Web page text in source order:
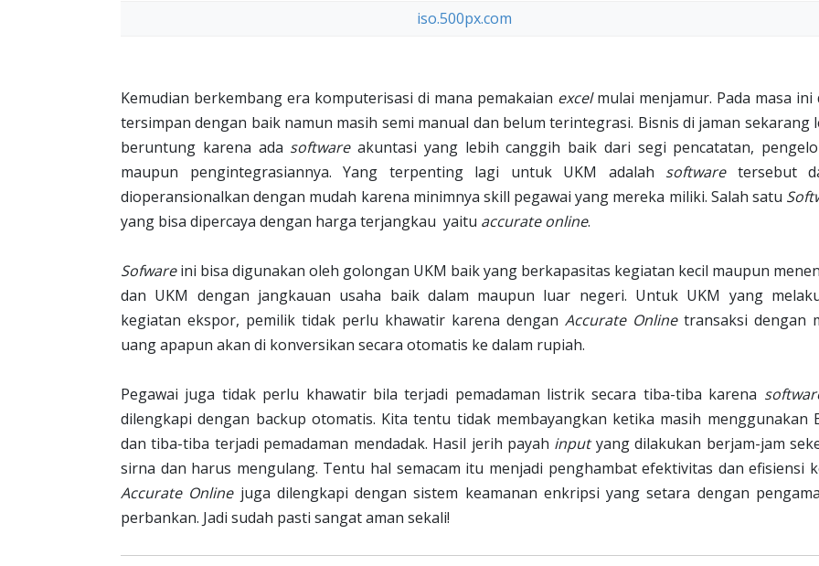
iso.500px.com
Kemudian berkembang era komputerisasi di mana pemakaian excelmulai menjamur. Pada masa ini
tersimpan dengan baik namun masih semi manual dan belum terintegrasi. Bisnis di jaman sekarang
beruntung karena ada softwareakuntasi yang lebih canggih baik dari segi pencatatan,
maupun pengintegrasiannya. Yang terpenting lagi untuk UKM adalah softwaretersebut
dioperansionalkan dengan mudah karena minimnya skill pegawai yang mereka miliki. Salah satu
yang bisa dipercaya dengan harga terjangkau yaitu accurate online.
Sofwareini bisa digunakan oleh golongan UKM baik yang berkapasitas kegiatan kecil maupun
dan UKM dengan jangkauan usaha baik dalam maupun luar negeri. Untuk UKM yang
kegiatan ekspor, pemilik tidak perlu khawatir karena dengan Accurate Onlinetransaksi dengan
uang apapun akan di konversikan secara otomatis ke dalam rupiah.
Pegawai juga tidak perlu khawatir bila terjadi pemadaman listrik secara tiba-tiba karena
dilengkapi dengan backup otomatis. Kita tentu tidak membayangkan ketika masih menggunakan
dan tiba-tiba terjadi pemadaman mendadak. Hasil jerih payah inputyang dilakukan berjam-jam
sirna dan harus mengulang. Tentu hal semacam itu menjadi penghambat efektivitas dan efisiensi
Accurate Onlinejuga dilengkapi dengan sistem keamanan enkripsi yang setara dengan
perbankan. Jadi sudah pasti sangat aman sekali!